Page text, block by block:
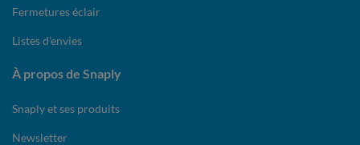
Fermetures éclair
Listes d'envies
À propos de Snaply
Snaply et ses produits
Newsletter